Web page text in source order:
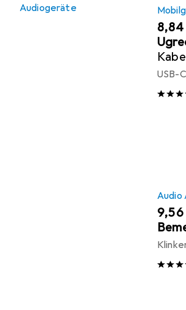
Audiogeräte
EUR
8,84
USB-
Audio
EUR
9,56